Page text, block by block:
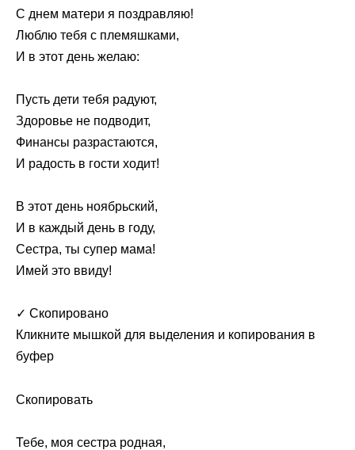
С днем матери я поздравляю!
Люблю тебя с племяшками,
И в этот день желаю:
Пусть дети тебя радуют,
Здоровье не подводит,
Финансы разрастаются,
И радость в гости ходит!
В этот день ноябрьский,
И в каждый день в году,
Сестра, ты супер мама!
Имей это ввиду!
✓ Скопировано
Кликните мышкой для выделения и копирования в
буфер
Скопировать
Тебе, моя сестра родная,